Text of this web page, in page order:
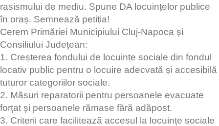
rasismului de mediu. Spune DA locuințelor publice
în oraș. Semnează petiția!
Cerem Primăriei Municipiului Cluj-Napoca și
Consiliului Județean:
1. Creșterea fondului de locuințe sociale din fondul
locativ public pentru o locuire adecvată și accesibilă
tuturor categoriilor sociale.
2. Măsuri reparatorii pentru persoanele evacuate
forțat și persoanele rămase fără adăpost.
3. Criterii care facilitează accesul la locuințe sociale